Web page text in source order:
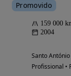
Promovido
159 000
2004
Santo
Profissional •